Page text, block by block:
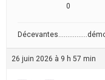
0
26 juin 2026 à 9 h 57 min